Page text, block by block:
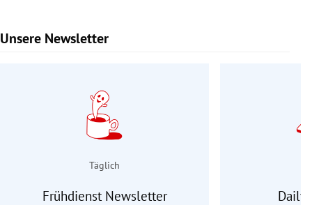
Unsere Newsletter
Slide 1 von 9
Täglich
Frühdienst Newsletter Daily